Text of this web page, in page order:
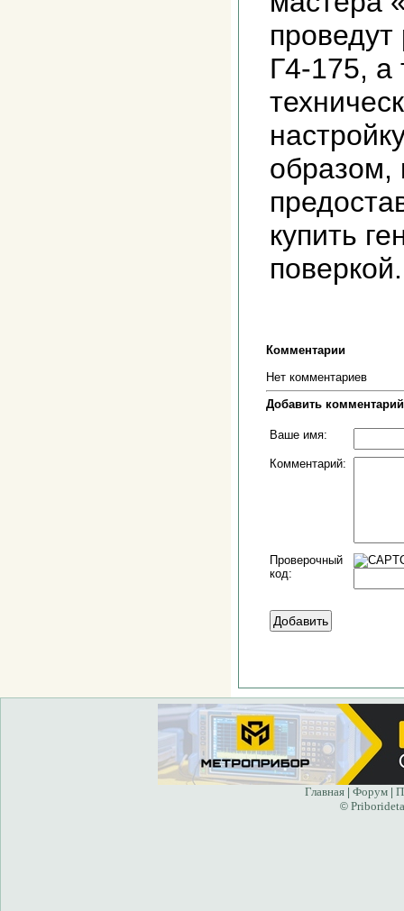
Г4-175, а
образом,
купить
поверкой.
Комментарии
Нет комментариев
Добавить комментарий
Ваше имя:
Комментарий:
Проверочный
код:
Главная Форум
©